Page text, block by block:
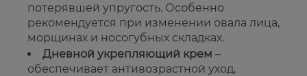
потерявшей упругость. Особенно
рекомендуется при изменении овала лица,
морщинах и носогубных складках.
Дневной укрепляющий крем –
обеспечивает антивозрастной уход,